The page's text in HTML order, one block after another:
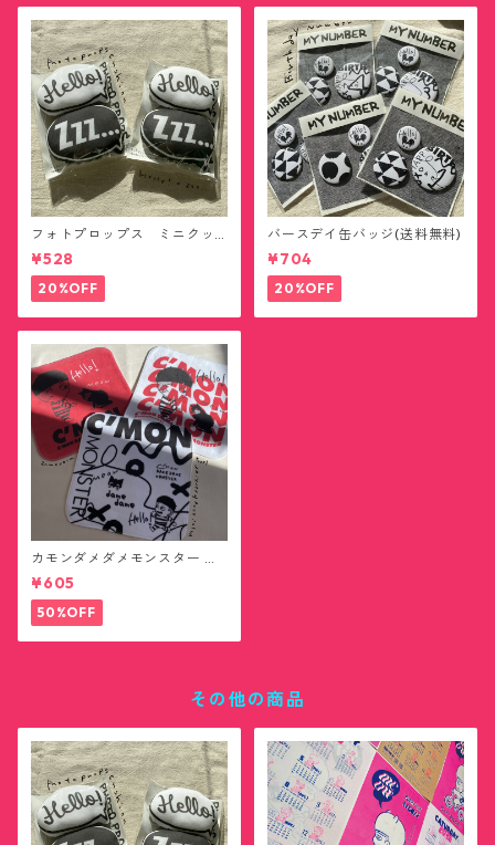
フォトプロップス ミニクッ
ション(送料無料)
¥528
20%OFF
バースデイ缶バッジ(送料無料)
¥704
20%OFF
カモンダメダメモンスター ハ
ンカチタオル(送料無料)
¥605
50%OFF
その他の商品